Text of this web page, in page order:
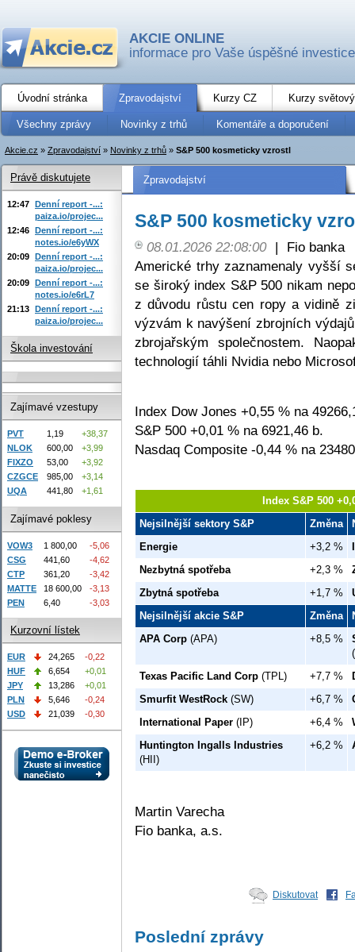
AKCIE ONLINE
informace pro Vaše úspěšné investice
Úvodní stránka Zpravodajství Kurzy CZ Kurzy
Všechny zprávy Novinky z trhů Komentáře a doporučení
Akcie.cz » Zpravodajství » Novinky z trhů » S&P 500 kosmeticky vzrostl
Zpravodajství
S&P 500 kosmeticky
08.01.2026 22:08:00 |
Fio banka
Americké trhy zaznamenaly vyšší
se široký index S&P 500 nikam
z důvodu růstu cen ropy a vidině
výzvám k navýšení zbrojních
zbrojařským společnostem.
technologií táhli Nvidia nebo
Index Dow Jones +0,55 % na
S&P 500 +0,01 % na 6921,46 b.
Nasdaq Composite -0,44 % na
Index S&P 500
Nejsilnější sektory S&P
Změna
Energie
+3,2 %
Nezbytná spotřeba
+2,3 %
Zbytná spotřeba
+1,7 %
Nejsilnější akcie S&P
Změna
APA Corp (APA) +8,5 %
Texas Pacific Land Corp (TPL) +7,7 %
Smurfit WestRock (SW) +6,7 %
International Paper (IP) +6,4 %
Huntington Ingalls Industries
(HII)
+6,2 %
Martin Varecha
Fio banka, a.s.
Diskutovat
Poslední zprávy
Právě diskutujete
12:47 Denní report -...:
paiza.io/projec...
12:46 Denní report -...:
notes.io/e6yWX
20:09 Denní report -...:
paiza.io/projec...
20:09 Denní report -...:
notes.io/e6rL7
21:13 Denní report -...:
paiza.io/projec...
Škola investování
Zajímavé vzestupy
PVT 1,19
+38,37
NLOK
600,00
+3,99
FIXZO
53,00
+3,92
CZGCE
985,00
+3,14
UQA
441,80 +1,61
Zajímavé poklesy
VOW3 1 800,00
-5,06
CSG
441,60
-4,62
CTP
361,20
-3,42
MATTE
18 600,00
-3,13
PEN
6,40 -3,03
Kurzovní lístek
EUR 24,265
-0,22
HUF
6,654
+0,01
JPY
13,286
+0,01
PLN
5,646
-0,24
USD
21,039 -0,30